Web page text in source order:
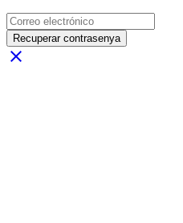
Recuperar contrasenya
close